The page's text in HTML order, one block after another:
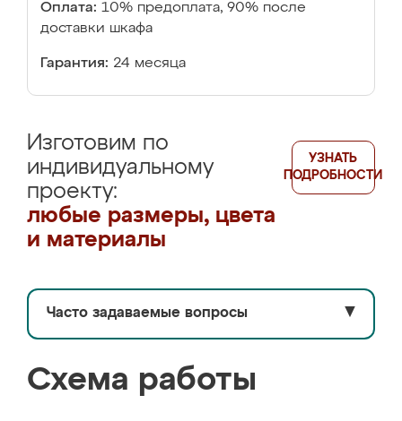
Оплата: 10% предоплата, 90% после
доставки шкафа
Гарантия: 24 месяца
Изготовим по
индивидуальному
проекту:
любые размеры, цвета
и материалы
УЗНАТЬ
ПОДРОБНОСТИ
Часто задаваемые вопросы ▼
Схема работы